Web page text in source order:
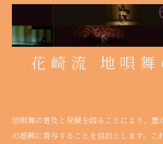
花崎流 地唄舞
地唄舞の普及と発展を図ることにより、豊
の振興に寄与することを目的とします。こ